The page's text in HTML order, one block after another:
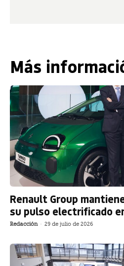
Más
Renault Group
su pulso electrificado
Redacción - 29 de julio de 2026